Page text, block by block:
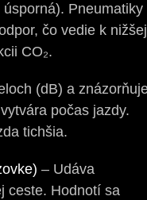
Pneumatiky
čo vedie k nižšej
CO₂.
(dB) a
počas jazdy.
tichšia.
– Udáva
ceste. Hodnotí sa